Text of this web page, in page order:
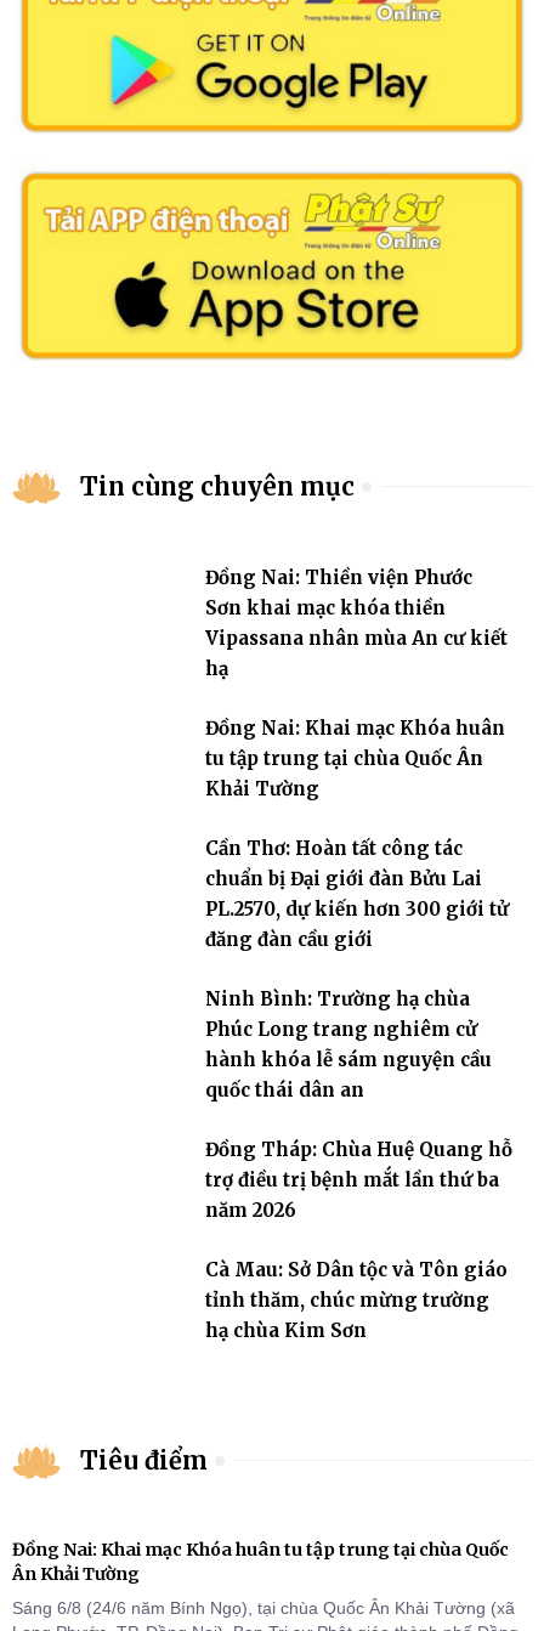
Tin cùng chuyên mục
Đồng Nai: Thiền viện Phước
Sơn khai mạc khóa thiền
Vipassana nhân mùa An cư kiết
hạ
Đồng Nai: Khai mạc Khóa huân
tu tập trung tại chùa Quốc Ân
Khải Tường
Cần Thơ: Hoàn tất công tác
chuẩn bị Đại giới đàn Bửu Lai
PL.2570, dự kiến hơn 300 giới tử
đăng đàn cầu giới
Ninh Bình: Trường hạ chùa
Phúc Long trang nghiêm cử
hành khóa lễ sám nguyện cầu
quốc thái dân an
Đồng Tháp: Chùa Huệ Quang hỗ
trợ điều trị bệnh mắt lần thứ ba
năm 2026
Cà Mau: Sở Dân tộc và Tôn giáo
tỉnh thăm, chúc mừng trường
hạ chùa Kim Sơn
Tiêu điểm
Đồng Nai: Khai mạc Khóa huân tu tập trung tại chùa Quốc
Ân Khải Tường
Sáng 6/8 (24/6 năm Bính Ngọ), tại chùa Quốc Ân Khải Tường (xã